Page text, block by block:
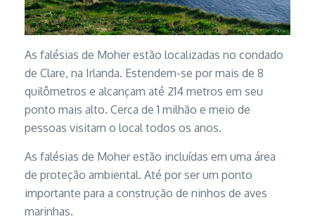
As falésias de Moher estão localizadas no condado
de Clare, na Irlanda. Estendem-se por mais de 8
quilômetros e alcançam até 214 metros em seu
ponto mais alto. Cerca de 1 milhão e meio de
pessoas visitam o local todos os anos.
As falésias de Moher estão incluídas em uma área
de proteção ambiental. Até por ser um ponto
importante para a construção de ninhos de aves
marinhas.